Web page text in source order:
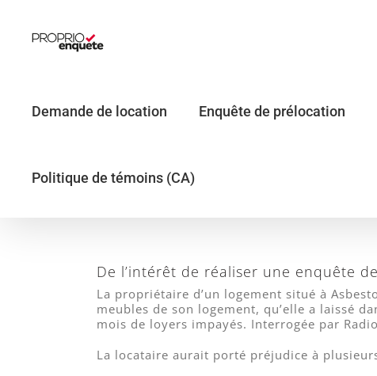
content
Demande de location Enquête de prélocation
Politique de témoins (CA)
De l’intérêt de réaliser une enquête
La propriétaire d’un logement situé à
meubles de son logement, qu’elle a laissé
mois de loyers impayés. Interrogée par
La locataire aurait porté préjudice à